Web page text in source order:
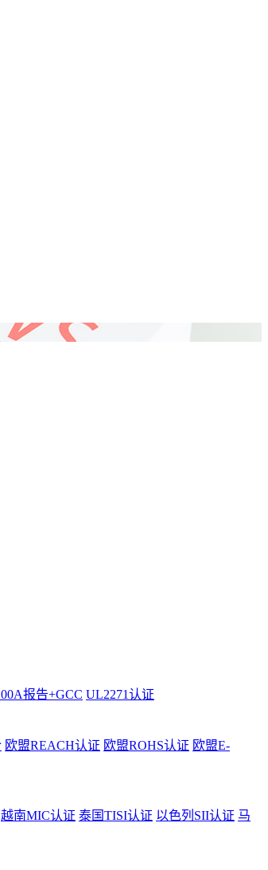
报告+GCC UL2271认证
欧盟REACH认证 欧盟ROHS认证 欧盟E-
越南MIC认证 泰国TISI认证 以色列SII认证 马